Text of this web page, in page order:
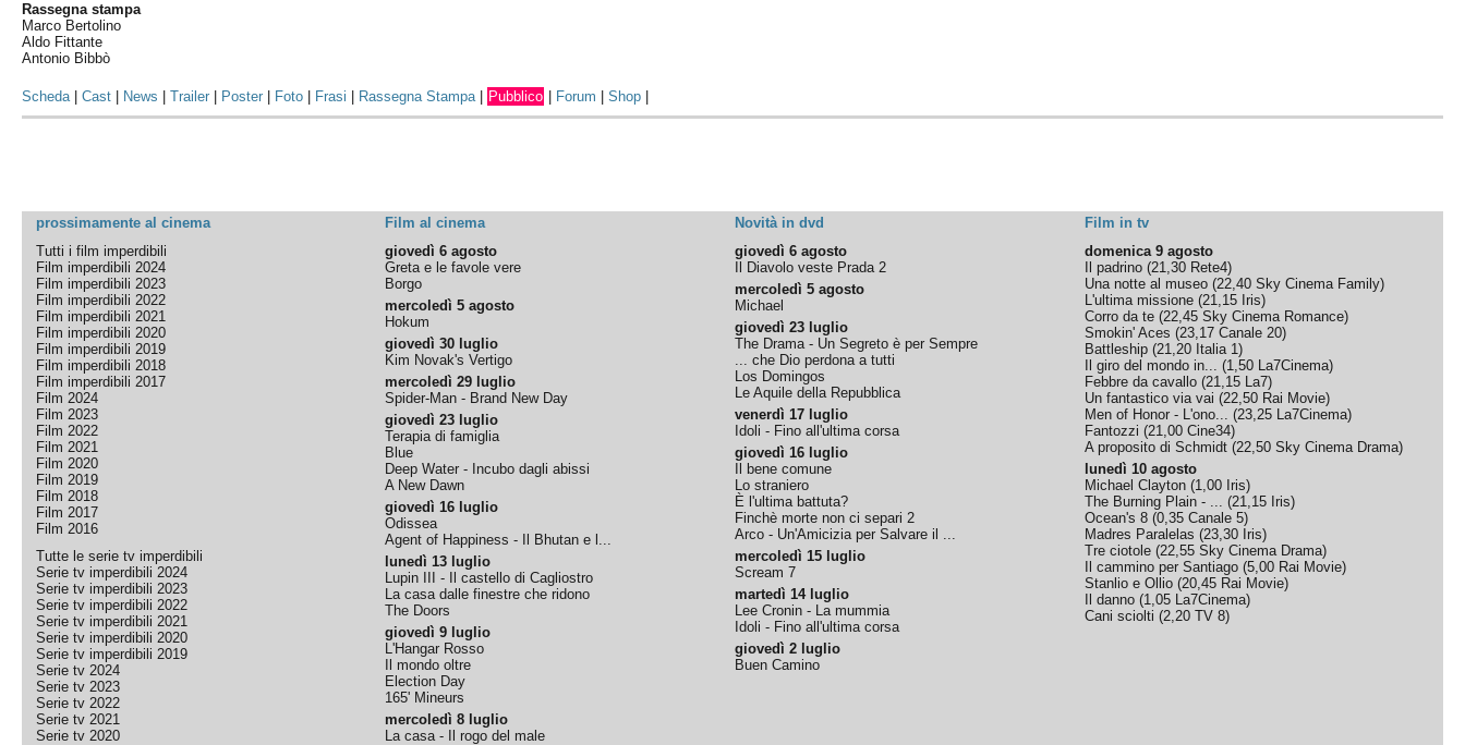
Rassegna stampa
Marco Bertolino
Aldo Fittante
Antonio Bibbò
Scheda|Cast News |Trailer Poster Foto Frasi Rassegna Stampa| Pubblico Forum |Shop
prossimamente al cinema Film al cinema Novità in dvd
Film in tv
Tutti i film imperdibili
Film imperdibili 2024
Film imperdibili 2023
Film imperdibili 2022
Film imperdibili 2021
Film imperdibili 2020
Film imperdibili 2019
Film imperdibili 2018
Film imperdibili 2017
Film 2024
Film 2023
Film 2022
Film 2021
Film 2020
Film 2019
Film 2018
Film 2017
Film 2016
Tutte le serie tv imperdibili
Serie tv imperdibili 2024
Serie tv imperdibili 2023
Serie tv imperdibili 2022
Serie tv imperdibili 2021
Serie tv imperdibili 2020
Serie tv imperdibili 2019
Serie tv 2024
Serie tv 2023
Serie tv 2022
Serie tv 2021
Serie tv 2020
giovedì 6 agosto
Greta e le favole vere
Borgo
mercoledì 5 agosto
Hokum
giovedì 30 luglio
Kim Novak's Vertigo
mercoledì 29 luglio
Spider-Man - Brand New Day
giovedì 23 luglio
Terapia di famiglia
Blue
Deep Water - Incubo dagli abissi
A New Dawn
giovedì 16 luglio
Odissea
Agent of Happiness - Il Bhutan e l...
lunedì 13 luglio
Lupin III - Il castello di Cagliostro
La casa dalle finestre che ridono
The Doors
giovedì 9 luglio
L'Hangar Rosso
Il mondo oltre
Election Day
165' Mineurs
mercoledì 8 luglio
La casa - Il rogo del male
giovedì 6 agosto
Il Diavolo veste Prada 2
mercoledì 5 agosto
Michael
giovedì 23 luglio
The Drama - Un Segreto è per Sempre
... che Dio perdona a tutti
Los Domingos
Le Aquile della Repubblica
venerdì 17 luglio
Idoli - Fino all'ultima corsa
giovedì 16 luglio
Il bene comune
Lo straniero
È l'ultima battuta?
Finchè morte non ci separi 2
Arco - Un'Amicizia per Salvare il ...
mercoledì 15 luglio
Scream 7
martedì 14 luglio
Lee Cronin - La mummia
Idoli - Fino all'ultima corsa
giovedì 2 luglio
Buen Camino
domenica 9 agosto
Il padrino (21,30 Rete4)
Una notte al museo (22,40 Sky Cinema Family)
L'ultima missione (21,15 Iris)
Corro da te (22,45 Sky Cinema Romance)
Smokin' Aces (23,17 Canale 20)
Battleship (21,20 Italia 1)
Il giro del mondo in... (1,50 La7Cinema)
Febbre da cavallo (21,15 La7)
Un fantastico via vai (22,50 Rai Movie)
Men of Honor - L'ono... (23,25 La7Cinema)
Fantozzi (21,00 Cine34)
A proposito di Schmidt (22,50 Sky Cinema Drama)
lunedì 10 agosto
Michael Clayton (1,00 Iris)
The Burning Plain - ... (21,15 Iris)
Ocean's 8 (0,35 Canale 5)
Madres Paralelas (23,30 Iris)
Tre ciotole (22,55 Sky Cinema Drama)
Il cammino per Santiago (5,00 Rai Movie)
Stanlio e Ollio (20,45 Rai Movie)
Il danno (1,05 La7Cinema)
Cani sciolti (2,20 TV 8)